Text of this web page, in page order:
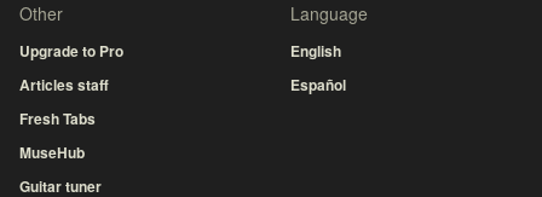
Other
Upgrade to Pro
Articles staff
Fresh Tabs
MuseHub
Guitar tuner
Language
English
Español